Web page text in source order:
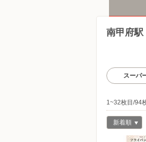
南甲府駅
スーパ
1~32枚目/94
新着順